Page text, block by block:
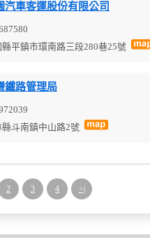
汽車客運股份有限公司
縣平鎮市環南路三段280巷25號
鐵路管理局
縣斗南鎮中山路2號
2 3 4 >|